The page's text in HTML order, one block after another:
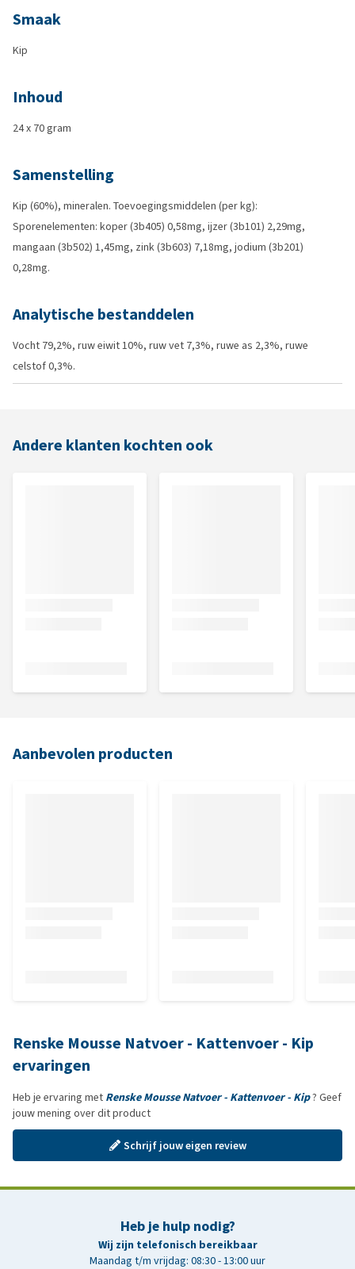
Smaak
Kip
Inhoud
24 x 70 gram
Samenstelling
Kip (60%), mineralen. Toevoegingsmiddelen (per kg):
Sporenelementen: koper (3b405) 0,58mg, ijzer (3b101) 2,29mg,
mangaan (3b502) 1,45mg, zink (3b603) 7,18mg, jodium (3b201)
0,28mg.
Analytische bestanddelen
Vocht 79,2%, ruw eiwit 10%, ruw vet 7,3%, ruwe as 2,3%, ruwe
celstof 0,3%.
Andere klanten kochten ook
Aanbevolen producten
Renske Mousse Natvoer - Kattenvoer - Kip
ervaringen
Heb je ervaring met Renske Mousse Natvoer - Kattenvoer - Kip? Geef
jouw mening over dit product
Schrijf jouw eigen review
Heb je hulp nodig?
Wij zijn telefonisch bereikbaar
Maandag t/m vrijdag: 08:30 - 13:00 uur